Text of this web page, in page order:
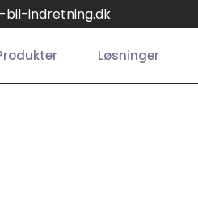
bil-indretning.dk
Løsninger